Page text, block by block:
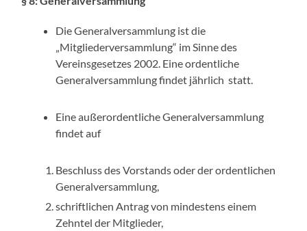
Die Generalversammlung ist die
„Mitgliederversammlung“ im Sinne des
Vereinsgesetzes 2002. Eine ordentliche
Generalversammlung findet jährlich statt.
Eine außerordentliche Generalversammlung
findet auf
Beschluss des Vorstands oder der ordentlichen
Generalversammlung,
schriftlichen Antrag von mindestens einem
Zehntel der Mitglieder,